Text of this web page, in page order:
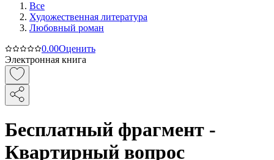
Все
Художественная литература
Любовный роман
0.00Оценить
Электронная книга
Бесплатный фрагмент -
Квартирный вопрос